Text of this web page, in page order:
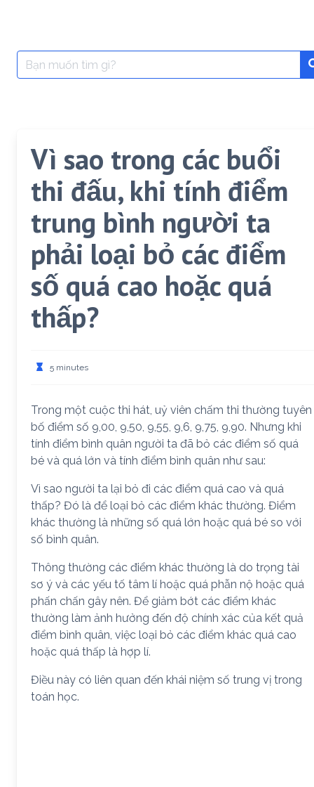
Search
for:
Vì sao trong các buổi
thi đấu, khi tính điểm
trung bình người ta
phải loại bỏ các điểm
số quá cao hoặc quá
thấp?
5 minutes
Trong một cuộc thi hát, uỷ viên chấm thi thường tuyên
bố điểm số 9,00, 9,50, 9,55, 9,6, 9,75, 9,90. Nhưng khi
tính điểm bình quân người ta đã bỏ các điểm số quá
bé và quá lớn và tính điểm bình quân như sau:
Vì sao người ta lại bỏ đi các điểm quá cao và quá
thấp? Đó là để loại bỏ các điểm khác thường. Điểm
khác thường là những số quá lớn hoặc quá bé so với
số bình quân.
Thông thường các điểm khác thường là do trọng tài
sơ ý và các yếu tố tâm lí hoặc quá phẫn nộ hoặc quá
phấn chấn gây nên. Để giảm bớt các điểm khác
thường làm ảnh hưởng đến độ chính xác của kết quả
điểm bình quân, việc loại bỏ các điểm khác quá cao
hoặc quá thấp là hợp lí.
Điều này có liên quan đến khái niệm số trung vị trong
toán học.